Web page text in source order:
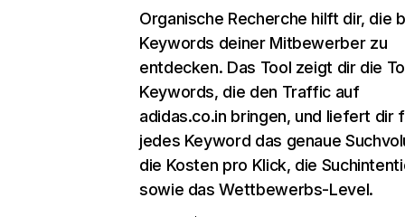
Organische Recherche hilft dir, die
Keywords deiner Mitbewerber zu
entdecken. Das Tool zeigt dir die
Keywords, die den Traffic auf
adidas.co.in bringen, und liefert dir
jedes Keyword das genaue
die Kosten pro Klick, die
sowie das Wettbewerbs-Level.